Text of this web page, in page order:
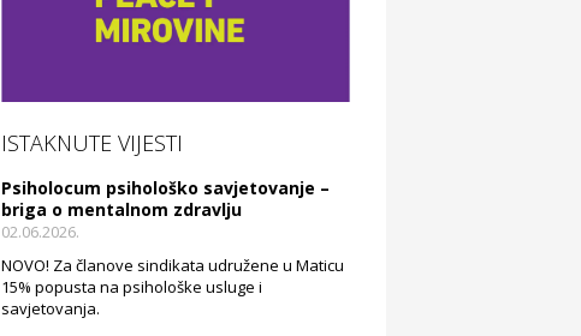
ISTAKNUTE VIJESTI
Psiholocum psihološko savjetovanje –
briga o mentalnom zdravlju
02.06.2026.
NOVO! Za članove sindikata udružene u Maticu
15% popusta na psihološke usluge i
savjetovanja.